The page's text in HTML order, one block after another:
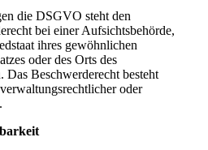
die DSGVO steht den
bei einer Aufsichtsbehörde,
ihres gewöhnlichen
oder des Orts des
Das Beschwerderecht besteht
oder